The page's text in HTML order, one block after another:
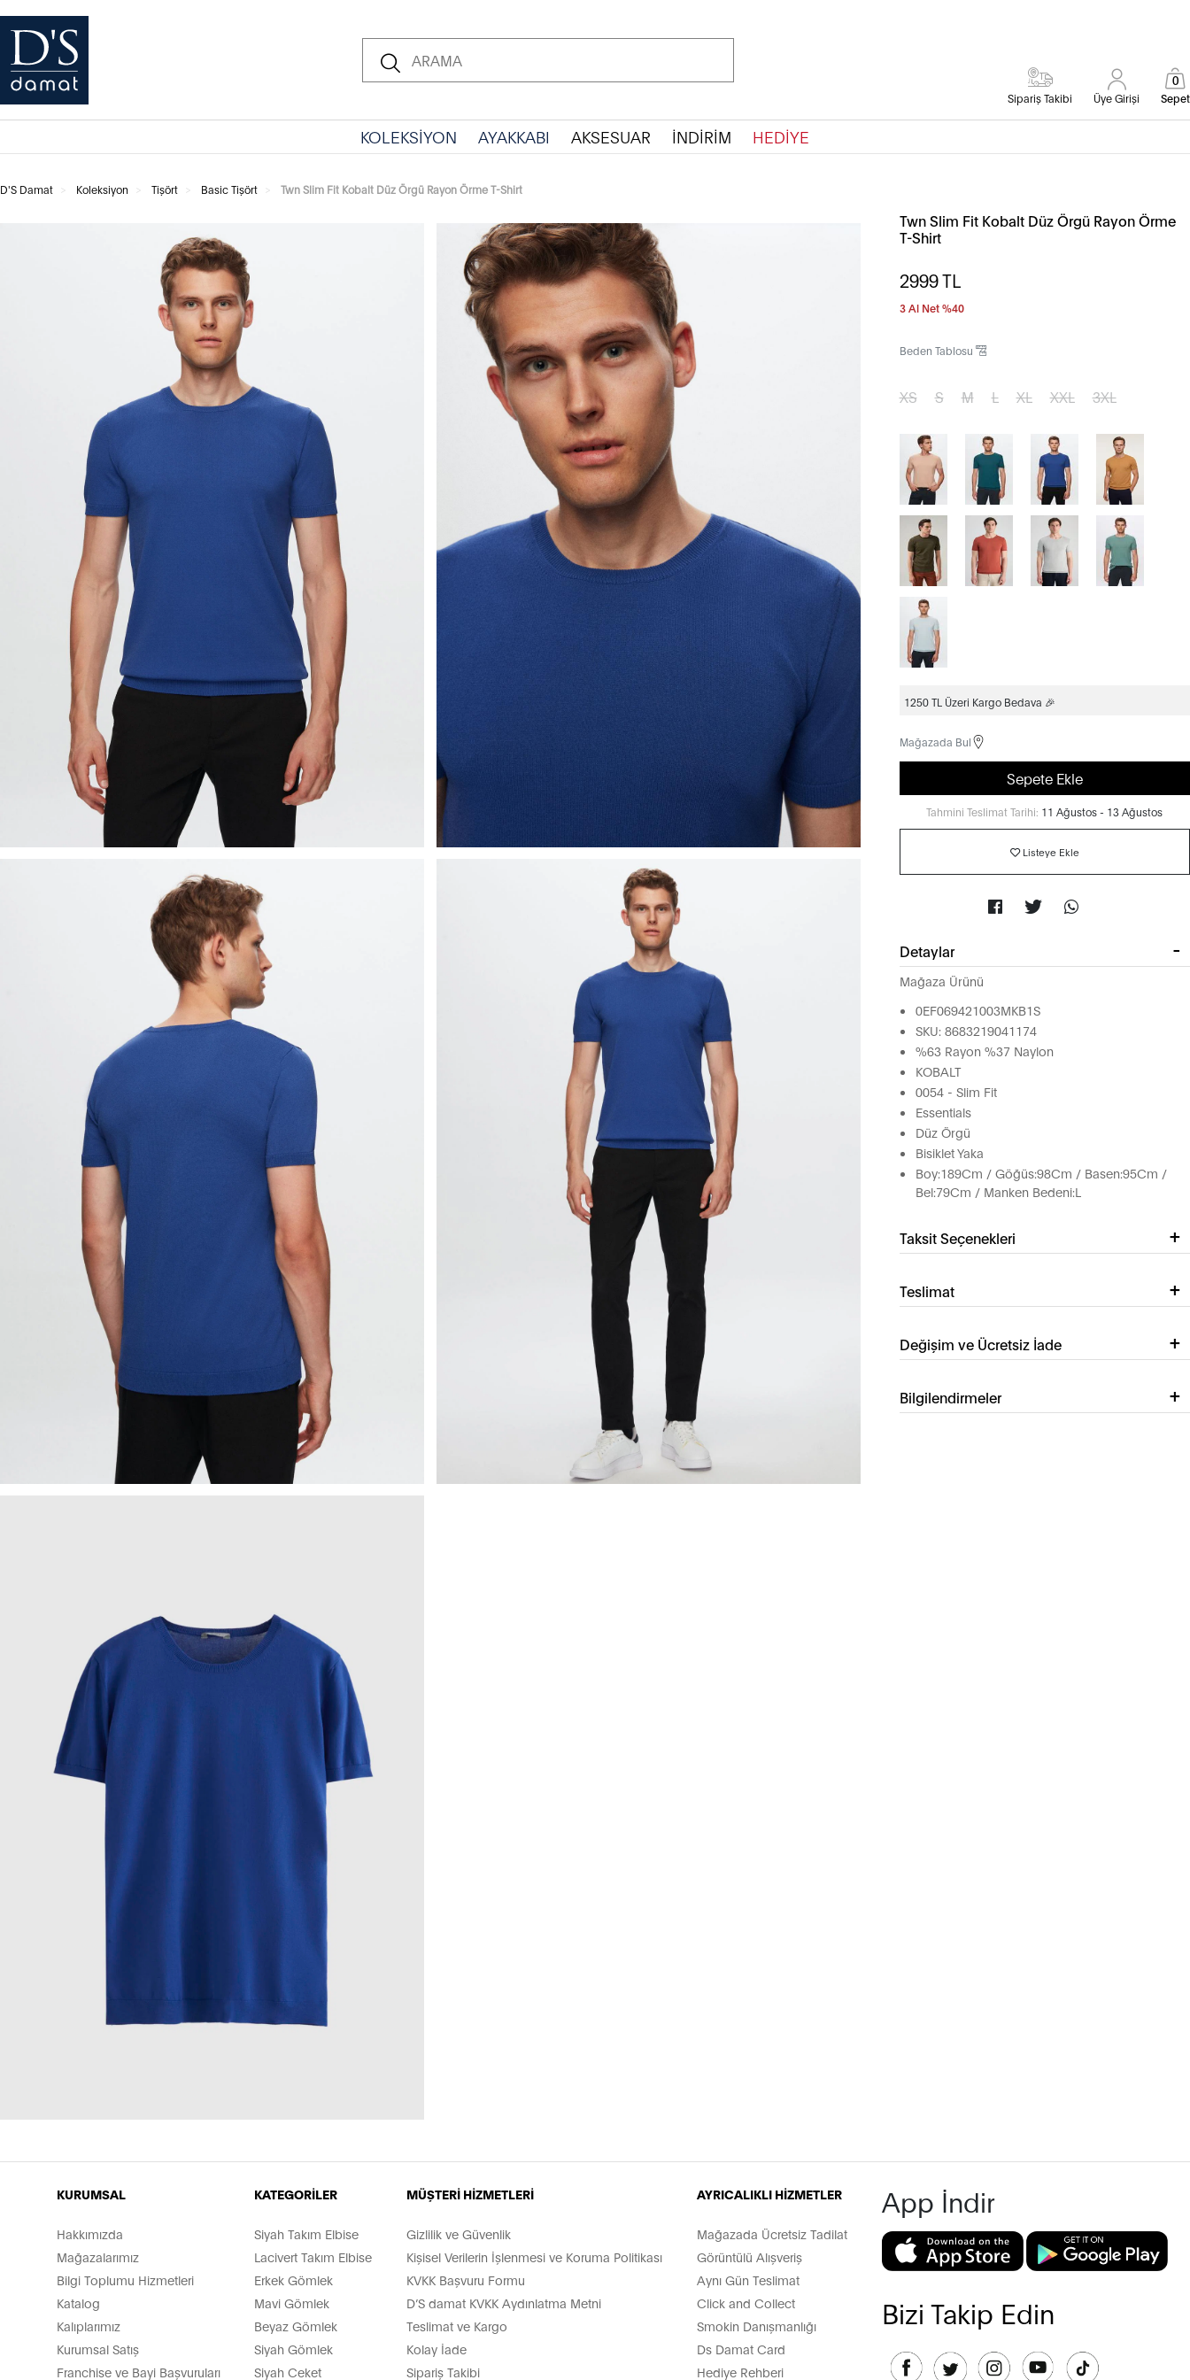
Sipariş Takibi Üye Girişi Sepet
0
KOLEKSİYON AYAKKABI AKSESUAR İNDİRİM HEDİYE
D'S Damat Koleksiyon Tişört Basic Tişört Twn Slim Fit Kobalt Düz Örgü Rayon Örme T-Shirt
Twn Slim Fit Kobalt Düz Örgü Rayon Örme
T-Shirt
2999TL
3 Al Net %40
Beden Tablosu
XS S M L XL XXL 3XL
1250 TL Üzeri Kargo Bedava 🎉
Mağazada Bul
Sepete Ekle
Tahmini Teslimat Tarihi: 11 Ağustos - 13 Ağustos
Listeye Ekle
Detaylar
Mağaza Ürünü
0EF069421003MKB1S
SKU: 8683219041174
%63 Rayon %37 Naylon
KOBALT
0054 - Slim Fit
Essentials
Düz Örgü
Bisiklet Yaka
Boy:189Cm / Göğüs:98Cm / Basen:95Cm /
Bel:79Cm / Manken Bedeni:L
Taksit Seçenekleri
Teslimat
Değişim ve Ücretsiz İade
Bilgilendirmeler
KURUMSAL
Hakkımızda
Mağazalarımız
Bilgi Toplumu Hizmetleri
Katalog
Kalıplarımız
Kurumsal Satış
Franchise ve Bayi Başvuruları
KATEGORİLER
Siyah Takım Elbise
Lacivert Takım Elbise
Erkek Gömlek
Mavi Gömlek
Beyaz Gömlek
Siyah Gömlek
Siyah Ceket
MÜŞTERİ HİZMETLERİ
Gizlilik ve Güvenlik
Kişisel Verilerin İşlenmesi ve Koruma Politikası
KVKK Başvuru Formu
D’S damat KVKK Aydınlatma Metni
Teslimat ve Kargo
Kolay İade
Sipariş Takibi
AYRICALIKLI HİZMETLER
Mağazada Ücretsiz Tadilat
Görüntülü Alışveriş
Aynı Gün Teslimat
Click and Collect
Smokin Danışmanlığı
Ds Damat Card
Hediye Rehberi
App İndir
Bizi Takip Edin